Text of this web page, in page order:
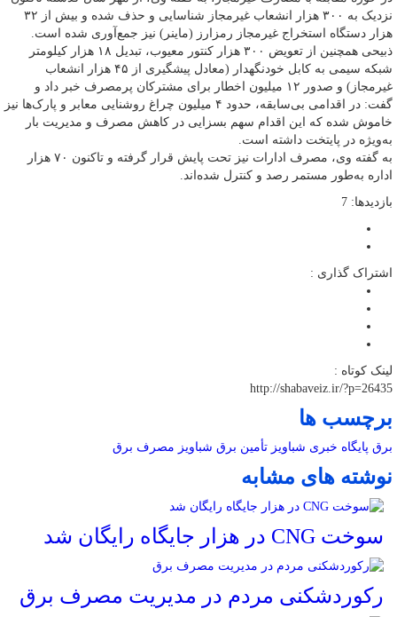
نزدیک به ۳۰۰ هزار انشعاب غیرمجاز شناسایی و حذف شده و بیش از ۳۲
هزار دستگاه استخراج غیرمجاز رمزارز (ماینر) نیز جمع‌آوری شده است.
ذبیحی همچنین از تعویض ۳۰۰ هزار کنتور معیوب، تبدیل ۱۸ هزار کیلومتر
شبکه سیمی به کابل خودنگهدار (معادل پیشگیری از ۴۵ هزار انشعاب
غیرمجاز) و صدور ۱۲ میلیون اخطار برای مشترکان پرمصرف خبر داد و
گفت: در اقدامی بی‌سابقه، حدود ۴ میلیون چراغ روشنایی معابر و پارک‌ها نیز
خاموش شده که این اقدام سهم بسزایی در کاهش مصرف و مدیریت بار
به‌ویژه در پایتخت داشته است.
به گفته وی، مصرف ادارات نیز تحت پایش قرار گرفته و تاکنون ۷۰ هزار
اداره به‌طور مستمر رصد و کنترل شده‌اند.
بازدیدها: 7
اشتراک گذاری :
لینک کوتاه :
http://shabaveiz.ir/?p=26435
برچسب ها
برق پایگاه خبری شباویز تأمین برق شباویز مصرف برق
نوشته های مشابه
سوخت CNG در هزار جایگاه رایگان شد
رکوردشکنی مردم در مدیریت مصرف برق